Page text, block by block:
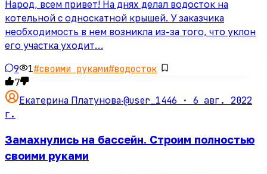
Народ, всем привет! На днях делал водосток на
котельной с односкатной крышей. У заказчика
необходимость в нем возникла из-за того, что уклон
его участка уходит…
9 1#своими руками#водосток
7
Екатерина Платунова·@user_1446 · 6 авг. 2022
г.
Замахнулись на бассейн. Строим полностью
своими руками